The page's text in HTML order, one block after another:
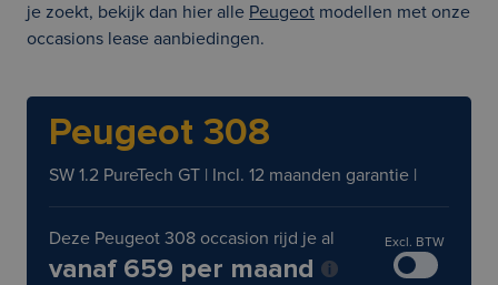
je zoekt, bekijk dan hier alle Peugeot modellen met onze
occasions lease aanbiedingen.
Peugeot 308
SW 1.2 PureTech GT | Incl. 12 maanden garantie |
Deze Peugeot 308 occasion rijd je al
vanaf 659 per maand
Excl. BTW